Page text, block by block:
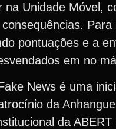
Unidade Móvel,
pontuações e a
em no
News é uma
da
da